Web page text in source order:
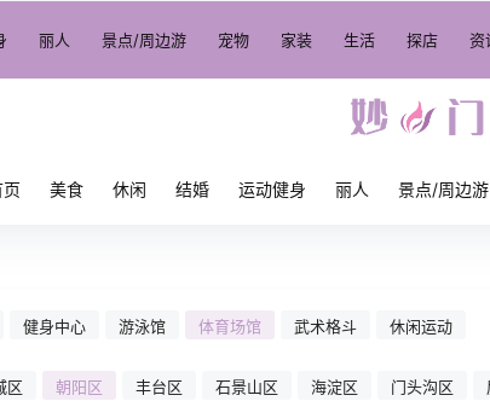
丽人 景点/周边游 宠物 家装 生活 探店 资
美食 休闲 结婚 运动健身 丽人 景点/周边游
健身中心 游泳馆 体育场馆 武术格斗 休闲运动
区 朝阳区 丰台区 石景山区 海淀区 门头沟区